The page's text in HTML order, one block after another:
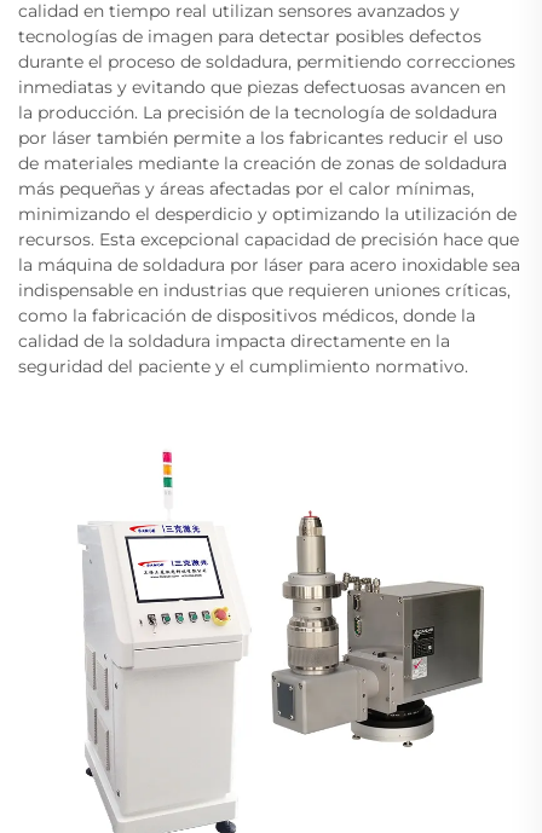
calidad en tiempo real utilizan sensores avanzados y
tecnologías de imagen para detectar posibles defectos
durante el proceso de soldadura, permitiendo correcciones
inmediatas y evitando que piezas defectuosas avancen en
la producción. La precisión de la tecnología de soldadura
por láser también permite a los fabricantes reducir el uso
de materiales mediante la creación de zonas de soldadura
más pequeñas y áreas afectadas por el calor mínimas,
minimizando el desperdicio y optimizando la utilización de
recursos. Esta excepcional capacidad de precisión hace que
la máquina de soldadura por láser para acero inoxidable sea
indispensable en industrias que requieren uniones críticas,
como la fabricación de dispositivos médicos, donde la
calidad de la soldadura impacta directamente en la
seguridad del paciente y el cumplimiento normativo.